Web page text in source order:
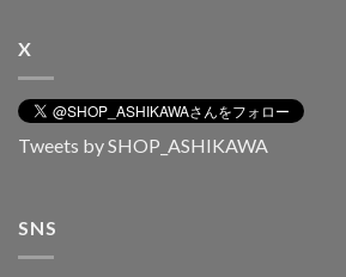
X
Tweets by SHOP_ASHIKAWA
SNS